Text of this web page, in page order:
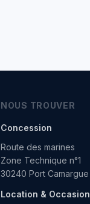
NOUS TROUVER
Concession
Route des marines
Zone Technique n°1
30240 Port Camargue
Location & Occasion